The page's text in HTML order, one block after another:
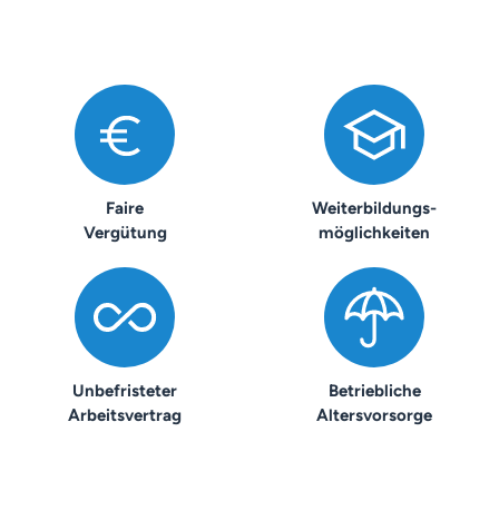
Faire
Vergütung
Weiterbildungs-
möglichkeiten
Unbefristeter
Arbeitsvertrag
Betriebliche
Altersvorsorge